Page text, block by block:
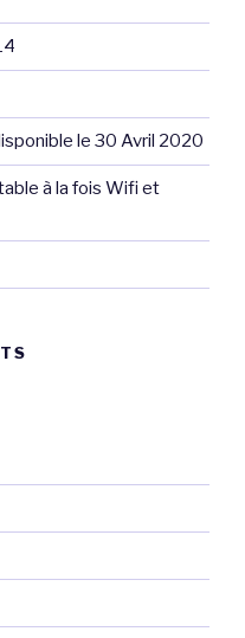
le 30 Avril 2020
à la fois Wifi et